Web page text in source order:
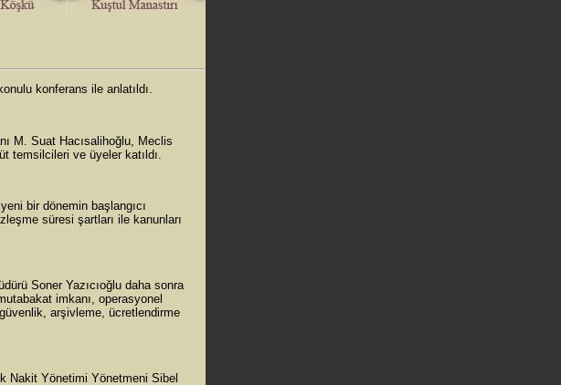
konferans ile anlatıldı.
M. Suat Hacısalihoğlu, Meclis
temsilcileri ve üyeler katıldı.
bir dönemin başlangıcı
süresi şartları ile kanunları
Soner Yazıcıoğlu daha sonra
imkanı, operasyonel
arşivleme, ücretlendirme
Nakit Yönetimi Yönetmeni Sibel